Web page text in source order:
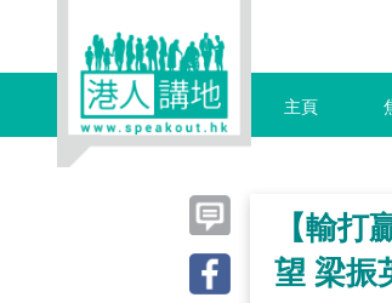
主頁
【輸
望 梁振